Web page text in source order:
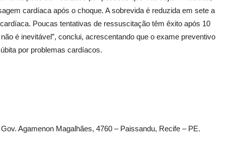
cardíaca após o choque. A sobrevida é reduzida em sete a
Poucas tentativas de ressuscitação têm êxito após 10
é inevitável”, conclui, acrescentando que o exame preventivo
por problemas cardíacos.
Agamenon Magalhães, 4760 – Paissandu, Recife – PE.